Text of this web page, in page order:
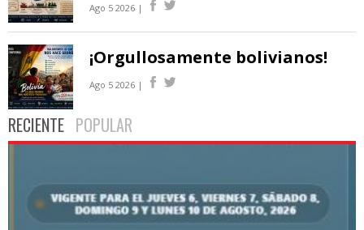
Ago 5 2026 |
¡Orgullosamente bolivianos!
Ago 5 2026 |
RECIENTE POPULAR